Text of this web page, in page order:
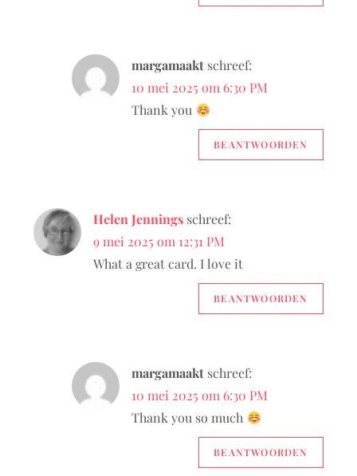
margamaakt schreef:
10 mei 2025 om 6:30 PM
Thank you
BEANTWOORDEN
Helen Jennings schreef:
9 mei 2025 om 12:31 PM
What a great card. I love it
BEANTWOORDEN
margamaakt schreef:
10 mei 2025 om 6:30 PM
Thank you so much
BEANTWOORDEN